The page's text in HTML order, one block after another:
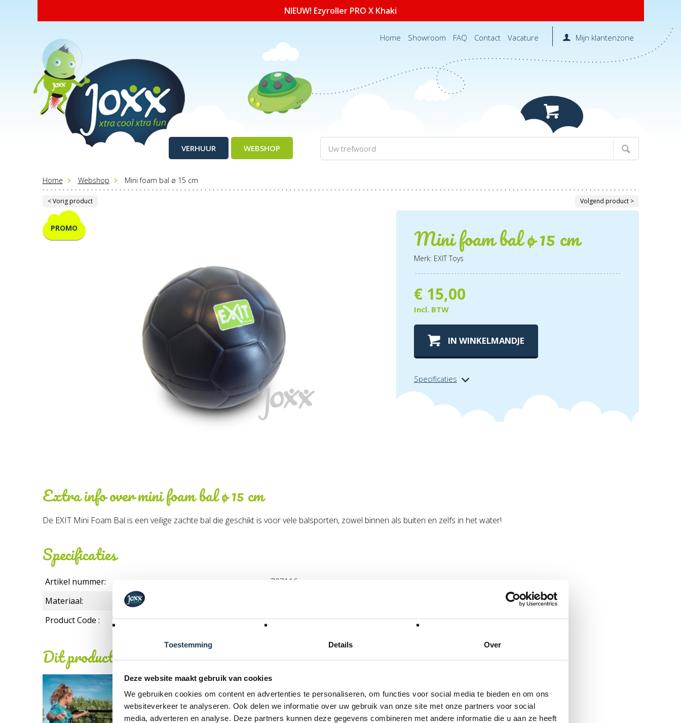
Toestemming Details Over
Deze website maakt gebruik van cookies
We gebruiken cookies om content en advertenties te personaliseren, om functies voor social media te bieden en om ons
websiteverkeer te analyseren. Ook delen we informatie over uw gebruik van onze site met onze partners voor social
media, adverteren en analyse. Deze partners kunnen deze gegevens combineren met andere informatie die u aan ze heeft
NIEUW! Ezyroller PRO X Khaki
Home Showroom FAQ Contact Vacature Mijn klantenzone
VERHUUR WEBSHOP
Home Webshop Mini foam bal ø 15 cm
< Vorig product Volgend product >
PROMO Mini foam bal ø 15 cm
Merk: EXIT Toys
€ 15,00
Incl. BTW
IN WINKELMANDJE
Specificaties
Extra info overmini foam bal ø 15 cm
De EXIT Mini Foam Bal is een veilige zachte bal die geschikt is voor vele balsporten, zowel binnen als buiten en zelfs in het water!
Specificaties
Artikel nummer:
707116
Materiaal:
Product Code :
Dit product behoort tot de volgende categorie(ën)